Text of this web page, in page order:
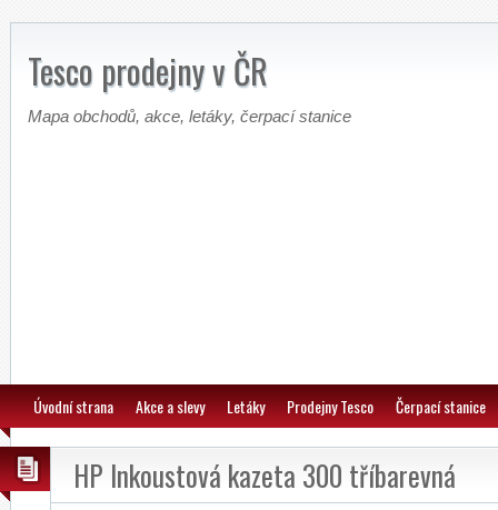
Tesco prodejny v ČR
Mapa obchodů, akce, letáky, čerpací stanice
Úvodní strana Akce a slevy Letáky Prodejny Tesco Čerpací stanice
HP Inkoustová kazeta 300 tříbarevná